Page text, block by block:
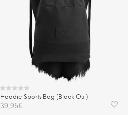
Hoodie Sports Bag (Black Out)
39,95€